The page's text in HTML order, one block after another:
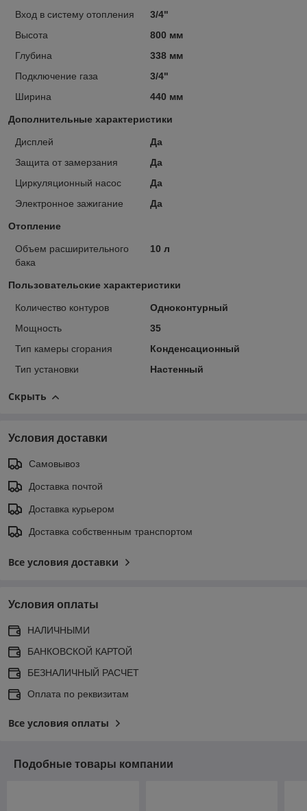
Вход в систему отопления
3/4"
Высота
800 мм
Глубина
338 мм
Подключение газа
3/4"
Ширина
440 мм
Дополнительные характеристики
Дисплей
Да
Защита от замерзания
Да
Циркуляционный насос
Да
Электронное зажигание
Да
Отопление
Объем расширительного
бака
10 л
Пользовательские характеристики
Количество контуров
Одноконтурный
Мощность
35
Тип камеры сгорания
Конденсационный
Тип установки
Настенный
Скрыть
Условия доставки
Самовывоз
Доставка почтой
Доставка курьером
Доставка собственным транспортом
Все условия доставки
Условия оплаты
НАЛИЧНЫМИ
БАНКОВСКОЙ КАРТОЙ
БЕЗНАЛИЧНЫЙ РАСЧЕТ
Оплата по реквизитам
Все условия оплаты
Подобные товары компании